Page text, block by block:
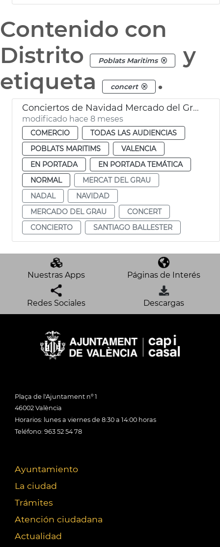
Contenido con
Distrito
Poblats Maritims
y
etiqueta
concert .
Conciertos de Navidad Mercado del Grau
modificado hace 8 meses
COMERCIO
TODAS LAS AUDIENCIAS
POBLATS MARITIMS
VALENCIA
EN PORTADA
EN PORTADA TEMÁTICA
NORMAL
MERCAT DEL GRAU
NADAL
NAVIDAD
MERCADO DEL GRAU
CONCERT
CONCIERTO
SANTIAGO BALLESTER
Nuestras Apps Páginas de Interés
Redes Sociales Descargas
Plaça de l'Ajuntament nº 1
46002 València
Horarios: lunes a viernes de 8:30 a 14:00 horas
Teléfono: 963 52 54 78
Ayuntamiento
La ciudad
Trámites
Atención ciudadana
Actualidad